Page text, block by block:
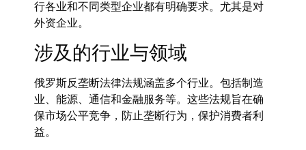
行各业和不同类型企业都有明确要求。尤其是对
外资企业。
涉及的行业与领域
俄罗斯反垄断法律法规涵盖多个行业。包括制造
业、能源、通信和金融服务等。这些法规旨在确
保市场公平竞争，防止垄断行为，保护消费者利
益。